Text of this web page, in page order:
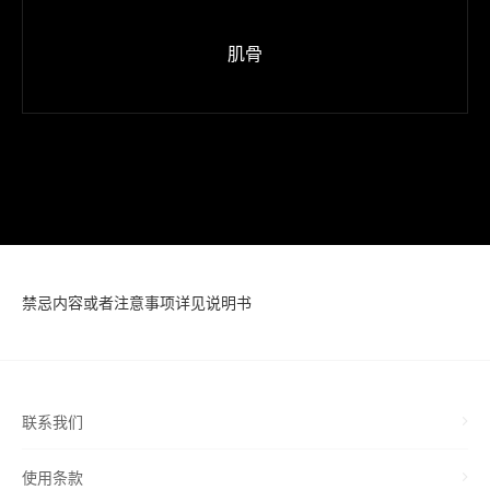
肌骨
禁忌内容或者注意事项详见说明书
联系我们
使用条款